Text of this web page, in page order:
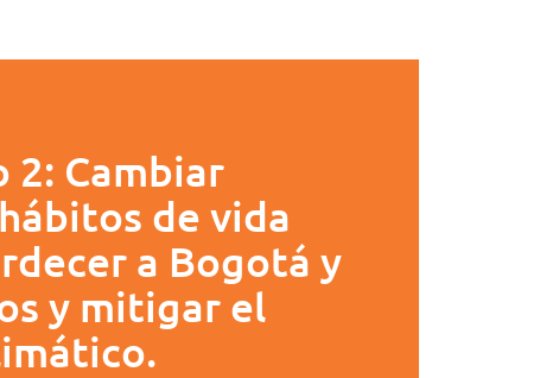
2: Cambiar
de vida
a Bogotá y
y mitigar el